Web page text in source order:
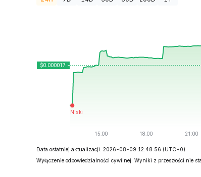
Data ostatniej aktualizacji: 2026-08-09 12:48:56 (UTC+0)
Wyłączenie odpowiedzialności cywilnej: Wyniki z przeszłości nie